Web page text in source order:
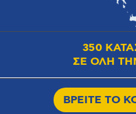
350
ΣΕ ΟΛΗ
ΒΡΕΙΤΕ ΤΟ